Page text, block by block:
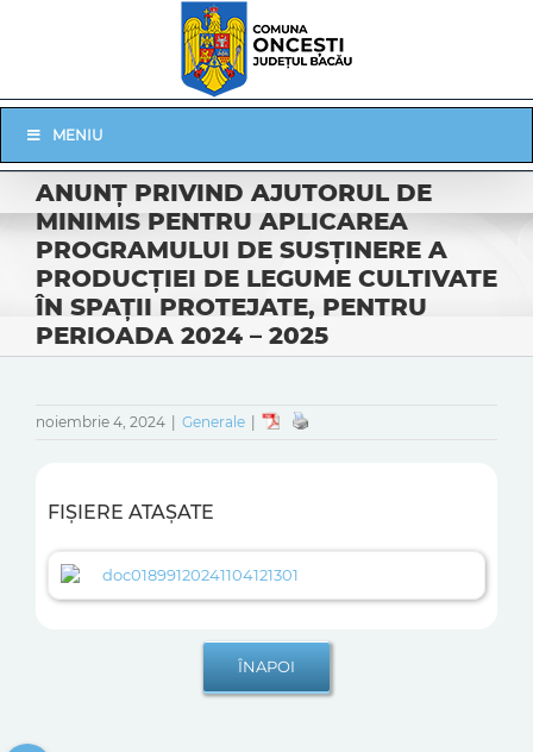
Navigation
MENIU
ANUNŢ PRIVIND AJUTORUL DE
MINIMIS PENTRU APLICAREA
PROGRAMULUI DE SUSŢINERE A
PRODUCŢIEI DE LEGUME CULTIVATE
ÎN SPAŢII PROTEJATE, PENTRU
PERIOADA 2024 – 2025
noiembrie 4, 2024 Generale
FIȘIERE ATAȘATE
doc01899120241104121301